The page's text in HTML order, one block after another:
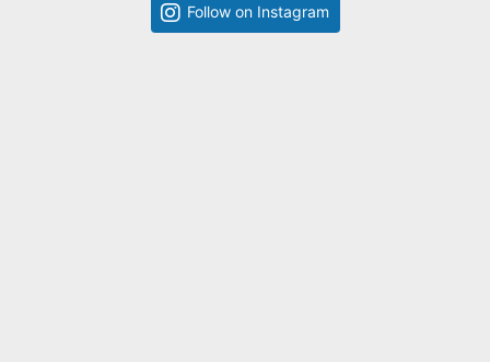
Follow on Instagram